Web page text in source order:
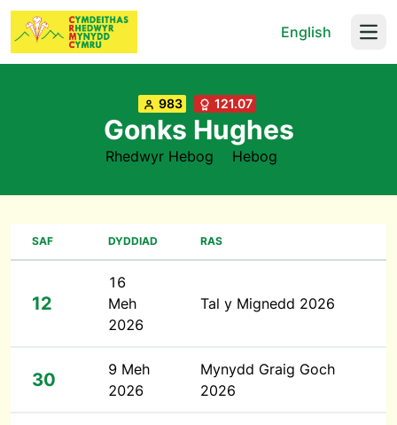
English
983 121.07
Gonks Hughes
Rhedwyr Hebog Hebog
SAF DYDDIAD RAS
12
16
Meh
2026
Tal y Mignedd 2026
30
9 Meh
2026
Mynydd Graig Goch
2026